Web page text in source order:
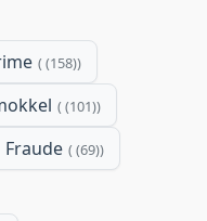
(158)
(101)
Fraude (69)